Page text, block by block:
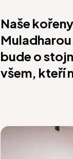
Naše
bude o
všem, kteří